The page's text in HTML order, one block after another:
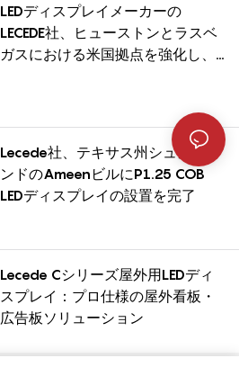
LEDディスプレイメーカーの
LECEDE社、ヒューストンとラスベ
ガスにおける米国拠点を強化し、
Lecede社、テキサス州シュガーラ
ンドのAmeenビルにP1.25 COB
LEDディスプレイの設置を完了
Lecede Cシリーズ屋外用LEDディ
スプレイ：プロ仕様の屋外看板・
広告板ソリューション